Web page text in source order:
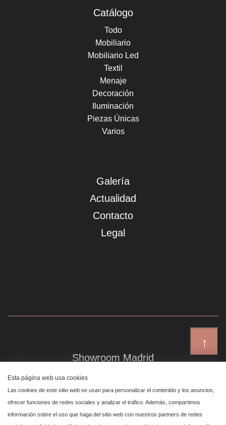
↑
Catálogo
Todo
Mobiliario
Mobiliario Led
Textil
Menaje
Decoración
Iluminación
Piezas Únicas
Varios
Galería
Actualidad
Contacto
Legal
Showroom Madrid
Plaza de Canalejas 6, 4 izq
Centro, 28014 Madrid
Esta página web usa cookies
Las cookies de este sitio web se usan para personalizar el contenido y los anuncios,
ofrecer funciones de redes sociales y analizar el tráfico. Además, compartimos
información sobre el uso que haga del sitio web con nuestros partners de redes